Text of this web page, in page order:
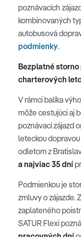
poznávacích
kombinovaných
autobusová
podmienky.
Bezplatné
charterových
V rámci balíka
môže cestujúci aj
poznávací zájazd
leteckou
odletom z
a najviac 35 dní
Podmienkou je
zmluvy o zájazde.
zaplateného
SATUR Flexi